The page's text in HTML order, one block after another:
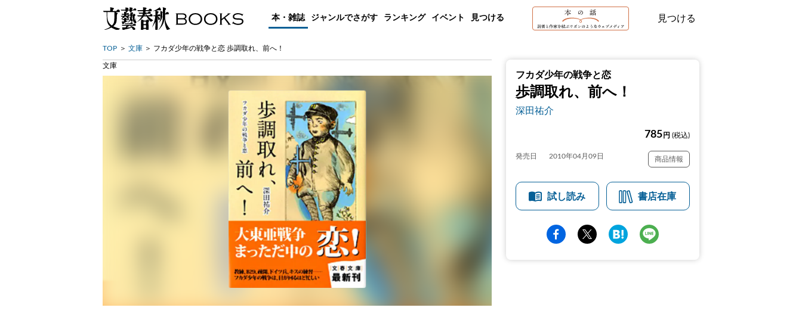
本・雑誌 ジャンルでさがす ランキング イベント 見つける 見つける
TOP 文庫 フカダ少年の戦争と恋 歩調取れ、前へ！
フカダ少年の戦争と恋
歩調取れ、前へ！
深田祐介
785 円 (税込)
発売日 2010年04月09日 商品情報
試し読み 書店在庫
文庫